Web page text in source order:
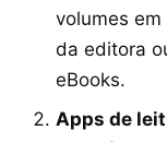
volumes em
da editora
eBooks.
Apps de